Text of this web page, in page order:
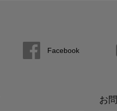
Facebook
お